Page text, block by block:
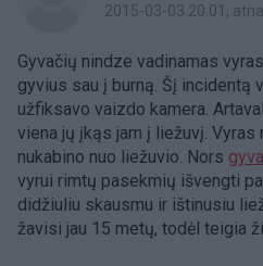
2015-03-03 20:01 ,
Gyvačių nindze vadinamas
gyvius sau į burną. Šį incidentą
užfiksavo vaizdo kamera.
viena jų įkąs jam į liežuvį.
nukabino nuo liežuvio. Nors
vyrui rimtų pasekmių išvengti
didžiuliu skausmu ir ištinusiu
žavisi jau 15 metų, todėl teigia